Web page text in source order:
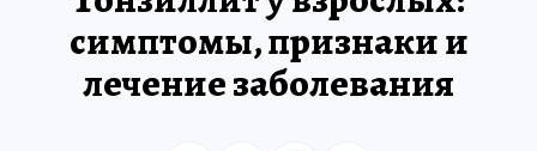
симптомы, признаки и
лечение заболевания